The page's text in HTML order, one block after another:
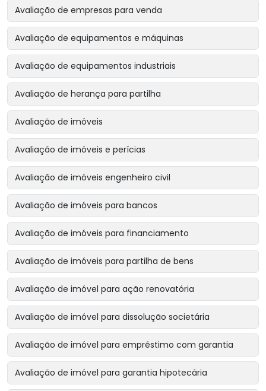
Avaliação de empresas para venda
Avaliação de equipamentos e máquinas
Avaliação de equipamentos industriais
Avaliação de herança para partilha
Avaliação de imóveis
Avaliação de imóveis e perícias
Avaliação de imóveis engenheiro civil
Avaliação de imóveis para bancos
Avaliação de imóveis para financiamento
Avaliação de imóveis para partilha de bens
Avaliação de imóvel para ação renovatória
Avaliação de imóvel para dissolução societária
Avaliação de imóvel para empréstimo com garantia
Avaliação de imóvel para garantia hipotecária